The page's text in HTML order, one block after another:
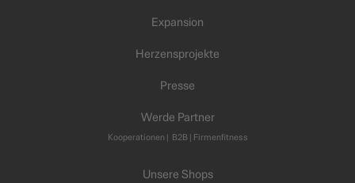
Expansion
Herzensprojekte
Presse
Werde Partner
Kooperationen | B2B | Firmenfitness
Unsere Shops